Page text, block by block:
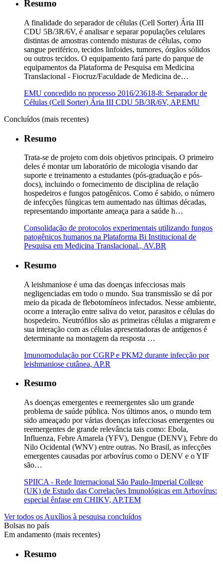
Resumo
A finalidade do separador de células (Cell Sorter) Ária III
CDU 5B/3R/6V, é analisar e separar populações celulares
distintas de amostras contendo misturas de células, como
sangue periférico, tecidos linfoides, tumores, órgãos sólidos
ou outros tecidos. O equipamento fará parte do parque de
equipamentos da Plataforma de Pesquisa em Medicina
Translacional - Fiocruz/Faculdade de Medicina de…
EMU concedido no processo 2016/23618-8: Separador de
Células (Cell Sorter) Ária III CDU 5B/3R/6V, AP.EMU
Concluídos (mais recentes)
Resumo
Trata-se de projeto com dois objetivos principais. O primeiro
deles é montar um laboratório de micologia visando dar
suporte e treinamento a estudantes (pós-graduação e pós-
docs), incluindo o fornecimento de disciplina de relação
hospedeiros e fungos patogênicos. Como é sabido, o número
de infecções fúngicas tem aumentado nas últimas décadas,
representando importante ameaça para a saúde h…
Consolidação de protocolos experimentais utilizando fungos
patogênicos humanos na Plataforma Bi Institucional de
Pesquisa em Medicina Translacional., AV.BR
Resumo
A leishmaniose é uma das doenças infecciosas mais
negligenciadas em todo o mundo. Sua transmissão se dá por
meio da picada de flebotomíneos infectados. Nesse ambiente,
ocorre a interação entre saliva do vetor, parasitos e células do
hospedeiro. Neutrófilos são as primeiras células a migrarem e
sua interação com as células apresentadoras de antígenos é
determinante na montagem da resposta …
Imunomodulação por CGRP e PKM2 durante infecção por
leishmaniose cutânea, AP.R
Resumo
As doenças emergentes e reemergentes são um grande
problema de saúde pública. Nos últimos anos, o mundo tem
sido ameaçado por várias doenças infecciosas emergentes ou
reemergentes de grande relevância tais como: Ebola,
Influenza, Febre Amarela (YFV), Dengue (DENV), Febre do
Nilo Ocidental (WNV) entre outras. No Brasil, as infecções
emergentes causadas por arbovírus como o DENV e o YIF
são…
SPIICA - Rede Internacional São Paulo-Imperial College
(UK) de Estudo das Correlações Imunológicas em Arbovírus:
especial ênfase em CHIKV, AP.TEM
Ver todos os Auxílios à pesquisa concluídos
Bolsas no país
Em andamento (mais recentes)
Resumo